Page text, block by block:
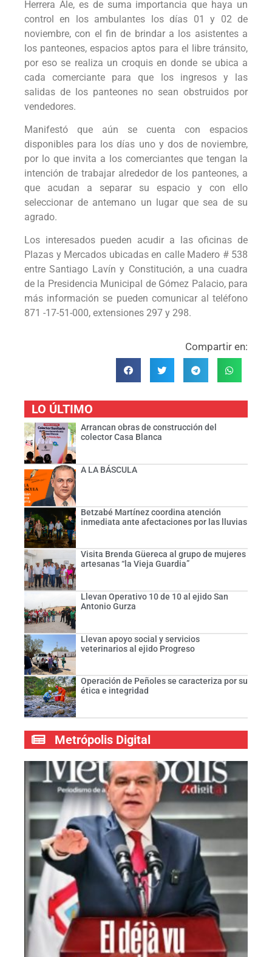
Herrera Ale, es de suma importancia que haya un
control en los ambulantes los días 01 y 02 de
noviembre, con el fin de brindar a los asistentes a
los panteones, espacios aptos para el libre tránsito,
por eso se realiza un croquis en donde se ubica a
cada comerciante para que los ingresos y las
salidas de los panteones no sean obstruidos por
vendedores.
Manifestó que aún se cuenta con espacios
disponibles para los días uno y dos de noviembre,
por lo que invita a los comerciantes que tengan la
intención de trabajar alrededor de los panteones, a
que acudan a separar su espacio y con ello
seleccionar de antemano un lugar que sea de su
agrado.
Los interesados pueden acudir a las oficinas de
Plazas y Mercados ubicadas en calle Madero # 538
entre Santiago Lavín y Constitución, a una cuadra
de la Presidencia Municipal de Gómez Palacio, para
más información se pueden comunicar al teléfono
871 -17-51-000, extensiones 297 y 298.
Compartir en:
LO ÚLTIMO
Arrancan obras de construcción del
colector Casa Blanca
A LA BÁSCULA
Betzabé Martínez coordina atención
inmediata ante afectaciones por las lluvias
Visita Brenda Güereca al grupo de mujeres
artesanas “la Vieja Guardia”
Llevan Operativo 10 de 10 al ejido San
Antonio Gurza
Llevan apoyo social y servicios
veterinarios al ejido Progreso
Operación de Peñoles se caracteriza por su
ética e integridad
Metrópolis Digital